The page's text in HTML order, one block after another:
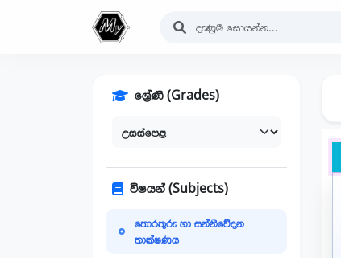
ශ්‍රේණි (Grades)
විෂයන් (Subjects)
තොරතුරු හා සන්නිවේදන
තාක්ෂණය